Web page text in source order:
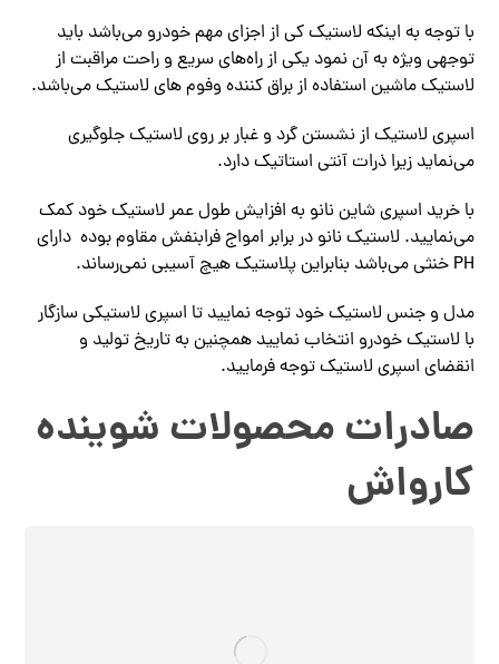
با توجه به اینکه لاستیک کی از اجزای مهم خودرو می‌باشد باید
توجهی ویژه به آن نمود یکی از راه‌های سریع و راحت مراقبت از
لاستیک ماشین استفاده از براق کننده وفوم های لاستیک می‌باشد.
اسپری لاستیک از نشستن گرد و غبار بر روی لاستیک جلوگیری
می‌نماید زیرا ذرات آنتی استاتیک دارد.
با خرید اسپری شاین نانو به افزایش طول عمر لاستیک خود کمک
می‌نمایید. لاستیک نانو در برابر امواج فرابنفش مقاوم بوده دارای
PH خنثی می‌باشد بنابراین پلاستیک هیچ آسیبی نمی‌رساند.
مدل و جنس لاستیک خود توجه نمایید تا اسپری لاستیکی سازگار
با لاستیک خودرو انتخاب نمایید همچنین به تاریخ تولید و
انقضای اسپری لاستیک توجه فرمایید.
صادرات محصولات شوینده
کارواش